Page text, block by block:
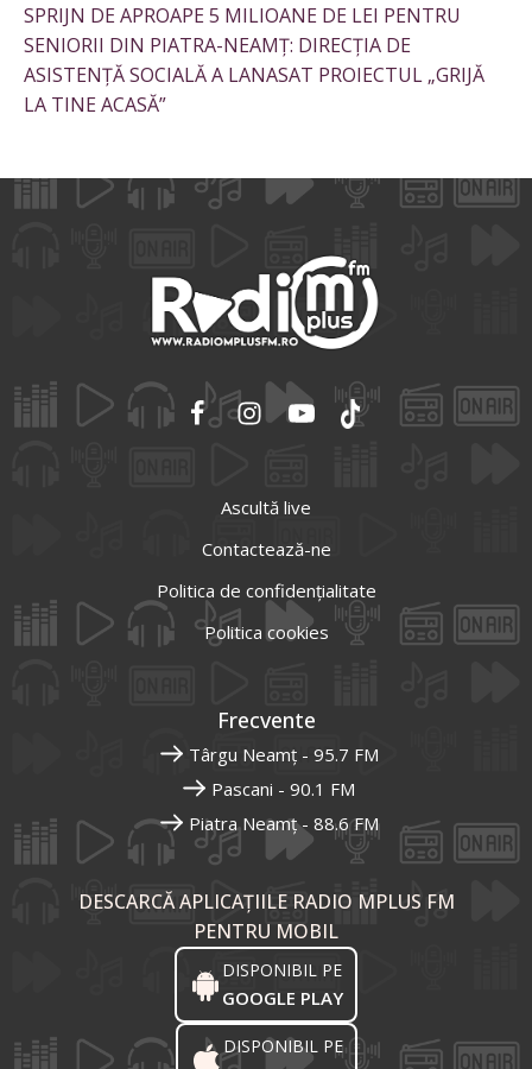
SPRIJN DE APROAPE 5 MILIOANE DE LEI PENTRU
SENIORII DIN PIATRA-NEAMȚ: DIRECȚIA DE
ASISTENȚĂ SOCIALĂ A LANASAT PROIECTUL „GRIJĂ
LA TINE ACASĂ”
Ascultă live
Contactează-ne
Politica de confidențialitate
Politica cookies
Frecvente
Târgu Neamț - 95.7 FM
Pascani - 90.1 FM
Piatra Neamț - 88.6 FM
DESCARCĂ APLICAȚIILE RADIO MPLUS FM
PENTRU MOBIL
DISPONIBIL PE
GOOGLE PLAY
DISPONIBIL PE